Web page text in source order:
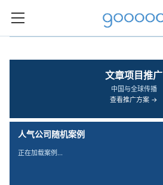
文章项目推广
中国与全球传播
查看推广方案 →
人气公司随机案例
正在加载案例…